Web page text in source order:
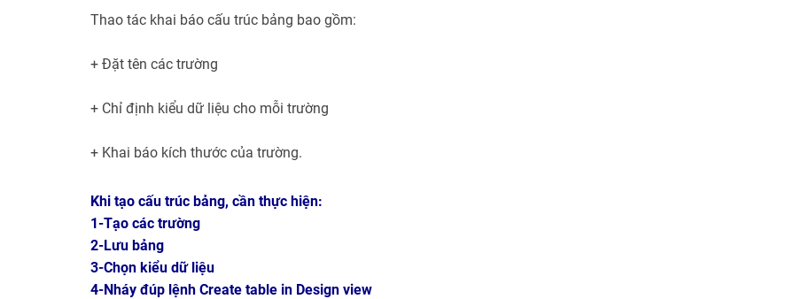
Thao tác khai báo cấu trúc bảng bao gồm:
+ Đặt tên các trường
+ Chỉ định kiểu dữ liệu cho mỗi trường
+ Khai báo kích thước của trường.
Khi tạo cấu trúc bảng, cần thực hiện:
1-Tạo các trường
2-Lưu bảng
3-Chọn kiểu dữ liệu
4-Nháy đúp lệnh Create table in Design view